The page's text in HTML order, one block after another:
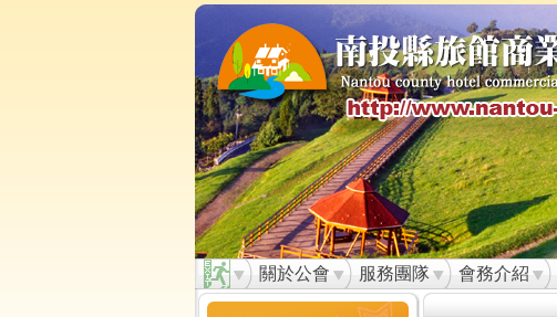
關於公會 服務團隊 會務介紹